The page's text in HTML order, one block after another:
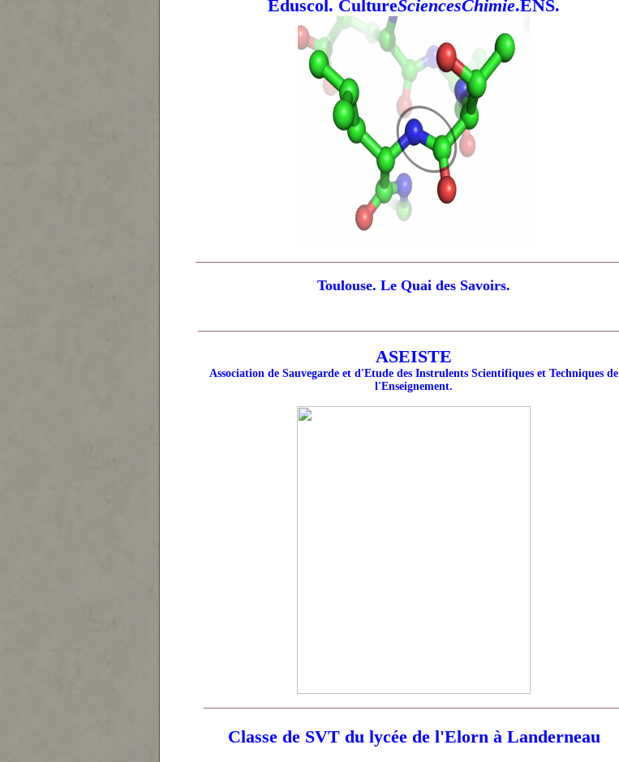
Eduscol. CultureSciencesChimie.ENS.
Toulouse. Le Quai des Savoirs.
ASEISTE
Association de Sauvegarde et d'Etude des Instrulents Scientifiques et Techniques de
l'Enseignement.
Classe de SVT du lycée de l'Elorn à Landerneau